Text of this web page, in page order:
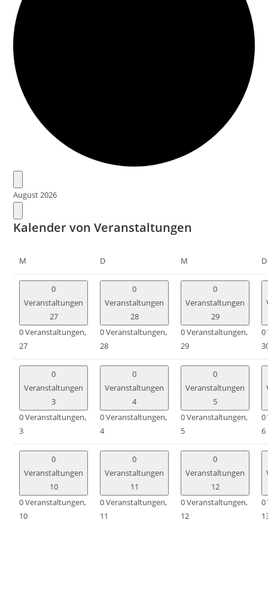
August 2026
Kalender von Veranstaltungen
M D M D
0
Veranstaltungen
27
0 Veranstaltungen,
27
0
Veranstaltungen
28
0 Veranstaltungen,
28
0
Veranstaltungen
29
0 Veranstaltungen,
29
0
0
Veranstaltungen
3
0 Veranstaltungen,
3
0
Veranstaltungen
4
0 Veranstaltungen,
4
0
Veranstaltungen
5
0 Veranstaltungen,
5
0
6
0
Veranstaltungen
10
0 Veranstaltungen,
10
0
Veranstaltungen
11
0 Veranstaltungen,
11
0
Veranstaltungen
12
0 Veranstaltungen,
12
0